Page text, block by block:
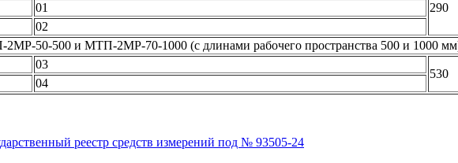
290
01
02
50-500 и МТП-2МР-70-1000 (с длинами рабочего пространства 500 и 1000
03
530
04
реестр средств измерений под № 93505-24